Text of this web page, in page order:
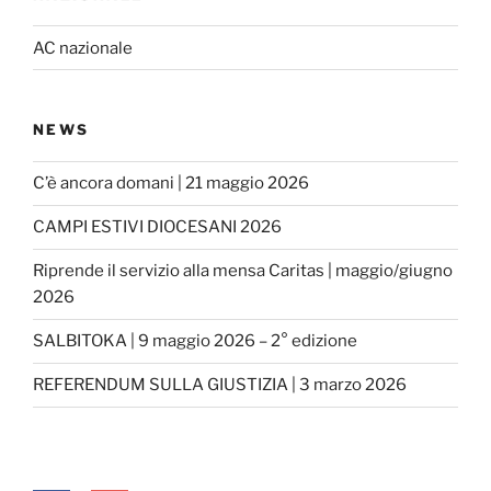
AC nazionale
NEWS
C’è ancora domani | 21 maggio 2026
CAMPI ESTIVI DIOCESANI 2026
Riprende il servizio alla mensa Caritas | maggio/giugno
2026
SALBITOKA | 9 maggio 2026 – 2° edizione
REFERENDUM SULLA GIUSTIZIA | 3 marzo 2026